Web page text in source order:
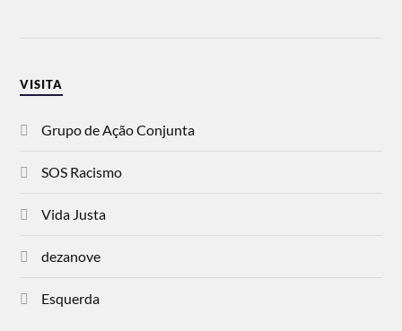
VISITA
Grupo de Ação Conjunta
SOS Racismo
Vida Justa
dezanove
Esquerda